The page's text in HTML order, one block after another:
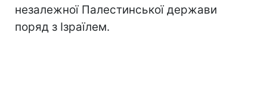
незалежної Палестинської держави
поряд з Ізраїлем.